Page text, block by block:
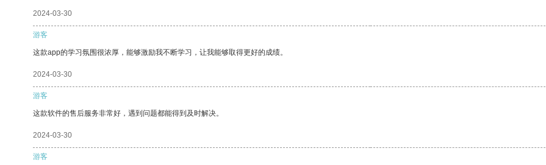
2024-03-30
游客
这款app的学习氛围很浓厚，能够激励我不断学习，让我能够取得更好的成绩。
2024-03-30
游客
这款软件的售后服务非常好，遇到问题都能得到及时解决。
2024-03-30
游客